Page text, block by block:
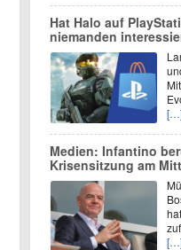
Hat Halo auf
niemanden
Medien: Infantino
Krisensitzung am